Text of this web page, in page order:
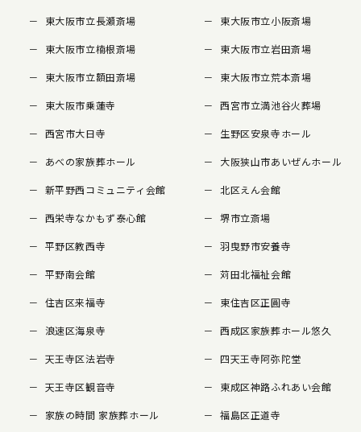
東大阪市立長瀬斎場 東大阪市立小阪斎場
東大阪市立楠根斎場 東大阪市立岩田斎場
東大阪市立額田斎場 東大阪市立荒本斎場
東大阪市乗蓮寺 西宮市立満池谷火葬場
西宮市大日寺 生野区安泉寺ホール
あべの家族葬ホール 大阪狭山市あいぜんホール
新平野西コミュニティ会館 北区えん会館
西栄寺なかもず泰心館 堺市立斎場
平野区教西寺 羽曳野市安養寺
平野南会館 苅田北福祉会館
住吉区来福寺 東住吉区正圓寺
浪速区海泉寺 西成区家族葬ホール悠久
天王寺区法岩寺 四天王寺阿弥陀堂
天王寺区観音寺 東成区神路ふれあい会館
家族の時間 家族葬ホール 福島区正道寺